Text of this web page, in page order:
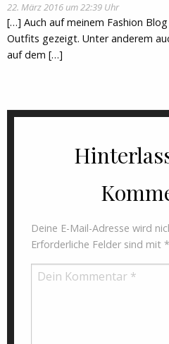
22. März 2016 um 22:39 Uhr
[…] Auch auf meinem Fashion
Outfits gezeigt. Unter anderem
auf dem […]
Deine E-Mail-Adresse wird
Erforderliche Felder sind mit *